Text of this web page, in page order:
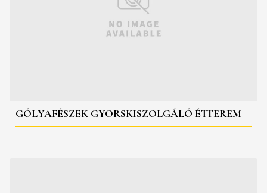
GÓLYAFÉSZEK GYORSKISZOLGÁLÓ ÉTTEREM